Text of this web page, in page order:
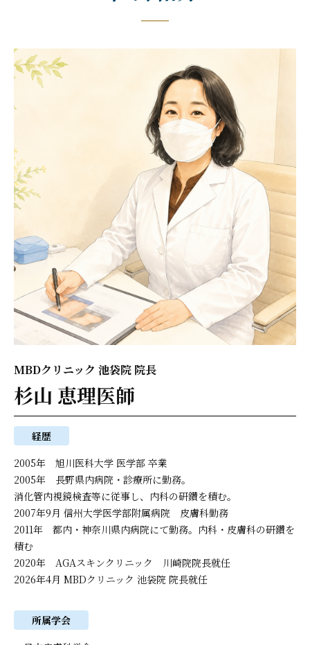
MBDクリニック 池袋院 院長
杉山 恵理医師
経歴
2005年 旭川医科大学 医学部 卒業
2005年 長野県内病院・診療所に勤務。
消化管内視鏡検査等に従事し、内科の研鑽を積む。
2007年9月 信州大学医学部附属病院 皮膚科勤務
2011年 都内・神奈川県内病院にて勤務。内科・皮膚科の研鑽を
積む
2020年 AGAスキンクリニック 川崎院院長就任
2026年4月 MBDクリニック 池袋院 院長就任
所属学会